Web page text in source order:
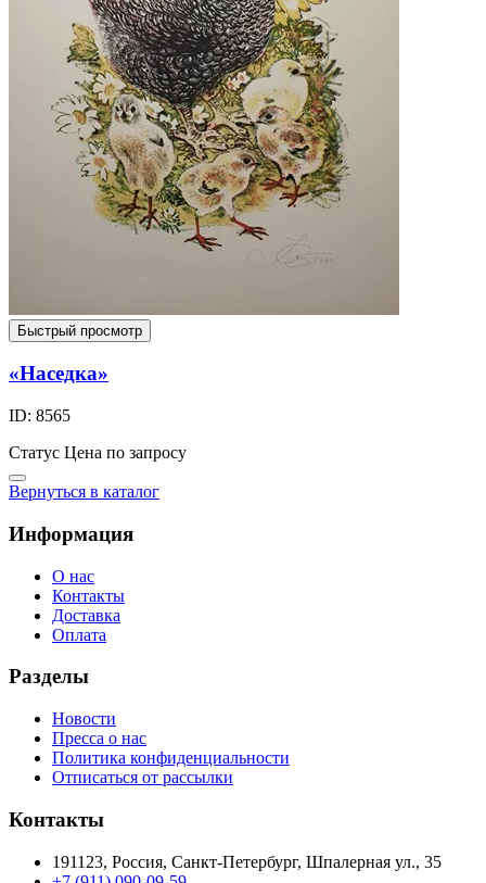
Быстрый просмотр
«Наседка»
ID: 8565
Статус Цена по запросу
Вернуться в каталог
Информация
О нас
Контакты
Доставка
Оплата
Разделы
Новости
Пресса о нас
Политика конфиденциальности
Отписаться от рассылки
Контакты
191123, Россия, Санкт-Петербург, Шпалерная ул., 35